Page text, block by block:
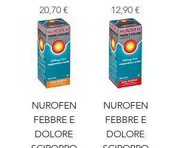
Prezzo
20,70 €
Prezzo
12,90 €
NUROFEN
FEBBRE E
DOLORE
NUROFEN
FEBBRE E
DOLORE